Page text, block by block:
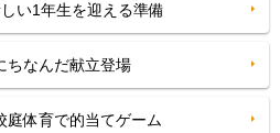
い1年生を迎える準備
ちなんだ献立登場
庭体育で的当てゲーム